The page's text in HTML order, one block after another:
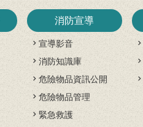
消防宣導
宣導影音
消防知識庫
危險物品資訊公開
危險物品管理
緊急救護